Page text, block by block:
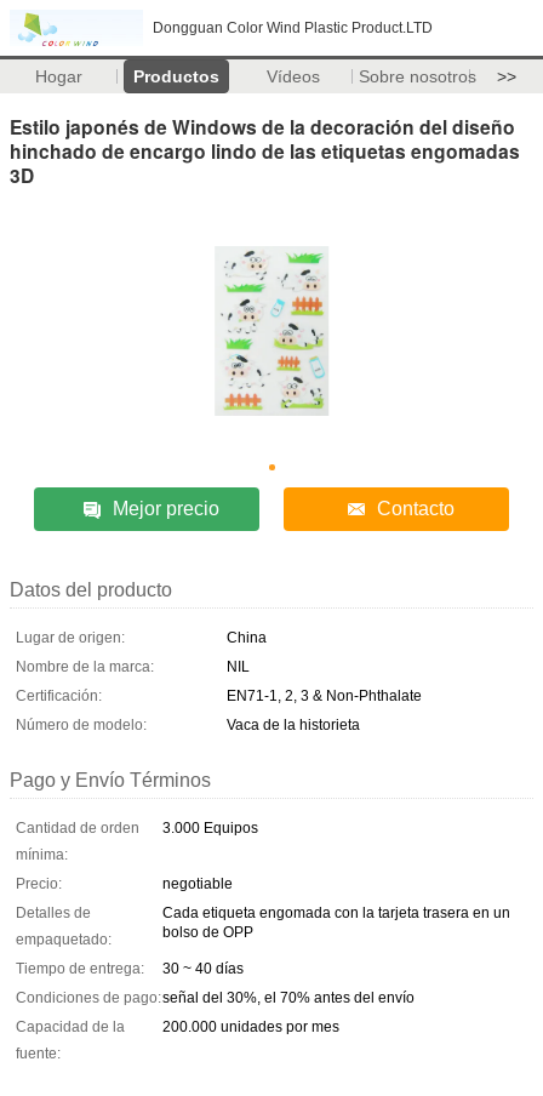
Dongguan Color Wind Plastic Product.LTD
Hogar Productos Vídeos Sobre nosotros >>
Estilo japonés de Windows de la decoración del diseño
hinchado de encargo lindo de las etiquetas engomadas
3D
Mejor precio Contacto
Datos del producto
Lugar de origen:
China
Nombre de la marca:
NIL
Certificación:
EN71-1, 2, 3 & Non-Phthalate
Número de modelo:
Vaca de la historieta
Pago y Envío Términos
Cantidad de orden
mínima:
3.000 Equipos
Precio:
negotiable
Detalles de
empaquetado:
Cada etiqueta engomada con la tarjeta trasera en un
bolso de OPP
Tiempo de entrega:
30 ~ 40 días
Condiciones de pago:señal del 30%, el 70% antes del envío
Capacidad de la
fuente:
200.000 unidades por mes